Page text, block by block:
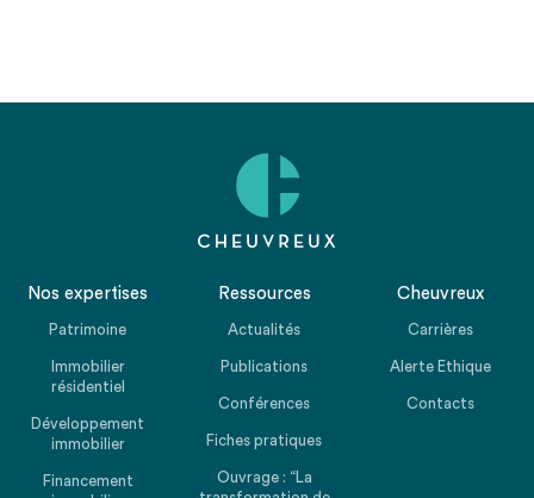
Nos expertises
Patrimoine
Immobilier
résidentiel
Développement
immobilier
Financement
Ressources
Actualités
Publications
Conférences
Fiches pratiques
Ouvrage : “La
Cheuvreux
Carrières
Alerte Ethique
Contacts